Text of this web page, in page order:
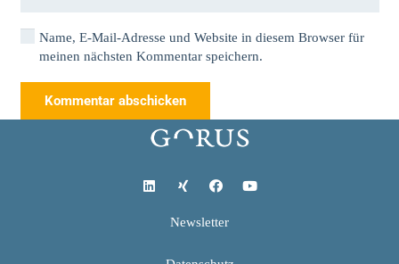
Name, E-Mail-Adresse und Website in diesem Browser für
meinen nächsten Kommentar speichern.
Kommentar abschicken
Newsletter